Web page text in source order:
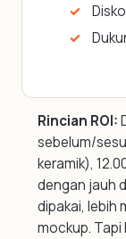
Rincian ROI:
sebelum/
keramik),
dengan jauh
dipakai, lebih
mockup. Tapi